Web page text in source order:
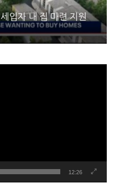
입자 내 집 마련 지원
12:26